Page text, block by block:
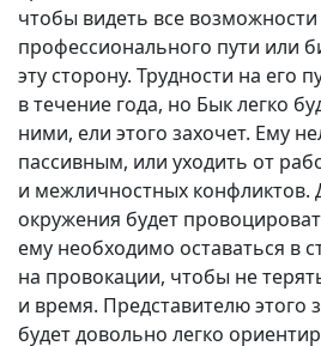
чтобы видеть все возможности
профессионального пути или
эту сторону. Трудности на его
в течение года, но Бык легко
ними, ели этого захочет. Ему
пассивным, или уходить от
и межличностных конфликтов.
окружения будет
ему необходимо оставаться в
на провокации, чтобы не
и время. Представителю этого
будет довольно легко